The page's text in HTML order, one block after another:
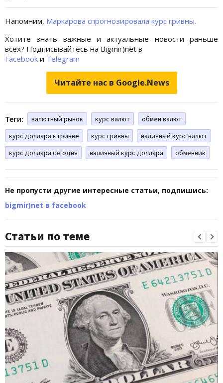
Напомним, Маркарова спрогнозировала курс гривны.
Хотите знать важные и актуальные новости раньше
всех? Подписывайтесь на Bigmir)net в
Facebook и Telegram
Читайте нас в Google.News
Теги: валютный рынок курс валют
обмен валют
курс доллара к гривне
курс гривны
наличный курс валют
курс доллара сегодня
наличный курс доллара обменник
Не пропусти другие интересные статьи, подпишись:
bigmir)net в facebook
Статьи по теме